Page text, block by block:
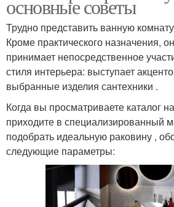
основные советы
Трудно представить ванную
Кроме практического назначения,
принимает непосредственное
стиля интерьера: выступает
выбранные изделия сантехники .
Когда вы просматриваете каталог
приходите в специализированный
подобрать идеальную раковину ,
следующие параметры: